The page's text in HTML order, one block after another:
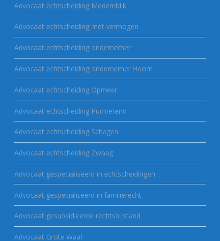
Advocaat echtscheiding Medemblik
Advocaat echtscheiding mét vermogen
Advocaat echtscheiding ondernemer
Advocaat echtscheiding ondernemer Hoorn
Advocaat echtscheiding Opmeer
Advocaat echtscheiding Purmerend
Advocaat echtscheiding Schagen
Advocaat echtscheiding Zwaag
Advocaat gespecialiseerd in echtscheidingen
Advocaat gespecialiseerd in familierecht
Advocaat gesubsidieerde rechtsbijstand
Advocaat Grote Waal